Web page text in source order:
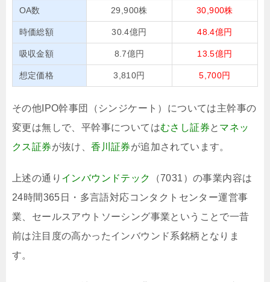
OA数 29,900株 30,900株
時価総額 30.4億円 48.4億円
吸収金額 8.7億円 13.5億円
想定価格 3,810円 5,700円
その他IPO幹事団（シンジケート）については主幹事の
変更は無しで、平幹事についてはむさし証券と マネッ
クス証券が抜け、香川証券が追加されています。
上述の通り インバウンドテック
（7031）の事業内容は
24時間365日・多言語対応コンタクトセンター運営事
業、セールスアウトソーシング事業ということで一昔
前は注目度の高かったインバウンド系銘柄となりま
す。